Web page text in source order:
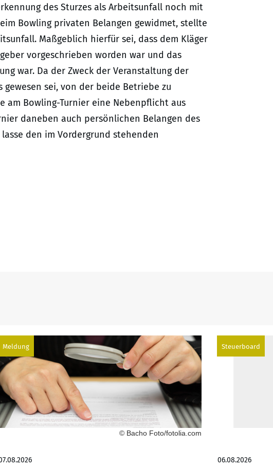
des Sturzes als Arbeitsunfall noch mit
Bowling privaten Belangen gewidmet, stellte
Maßgeblich hierfür sei, dass dem Kläger
vorgeschrieben worden war und das
war. Da der Zweck der Veranstaltung der
sei, von der beide Betriebe zu
am Bowling-Turnier eine Nebenpflicht aus
daneben auch persönlichen Belangen des
den im Vordergrund stehenden
Meldung
© Bacho Foto/fotolia.com
Steuerboard
06.08.2026